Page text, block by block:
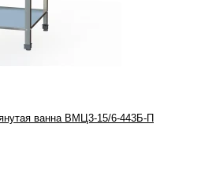
ванна ВМЦ3-15/6-443Б-П